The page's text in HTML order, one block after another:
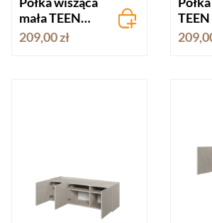
mała TEEN
FLEX
209,00 zł